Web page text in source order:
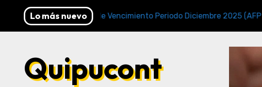
Lo más nuevo
Cronogramas de Vencimiento Periodo Diciembre 2025 (AFP y SUNAT)
Quipucont